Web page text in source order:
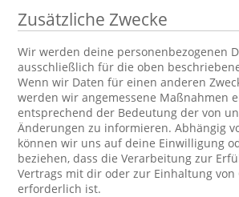
Zusätzliche Zwecke
Wir werden deine personenbezogenen
ausschließlich für die oben
Wenn wir Daten für einen anderen
werden wir angemessene Maßnahmen
entsprechend der Bedeutung der von
Änderungen zu informieren. Abhängig
können wir uns auf deine Einwilligung
beziehen, dass die Verarbeitung zur
Vertrags mit dir oder zur Einhaltung von
erforderlich ist.